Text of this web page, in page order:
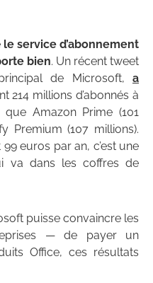
le service d’abonnement
bien. Un récent tweet
de Microsoft, a
214 millions d’abonnés à
Amazon Prime (101
Premium (107 millions).
euros par an, c’est une
va dans les coffres de
puisse convaincre les
— de payer un
Office, ces résultats